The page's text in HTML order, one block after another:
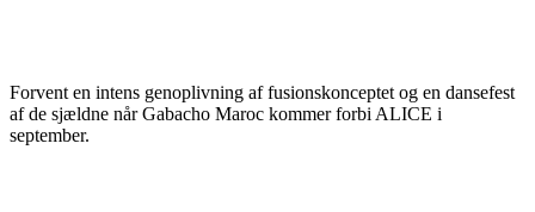
Forvent en intens genoplivning af fusionskonceptet og en dansefest
af de sjældne når Gabacho Maroc kommer forbi ALICE i
september.